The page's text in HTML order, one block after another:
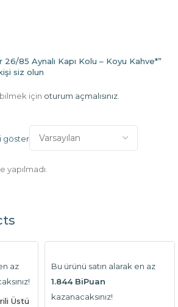
göster
85 Aynalı Kapı Kolu – Koyu Kahve*”
siz olun
için oturum açmalısınız
az
Üstü
Bu ürünü satın alarak en az
1.844 BiPuan
kazanacaksınız!